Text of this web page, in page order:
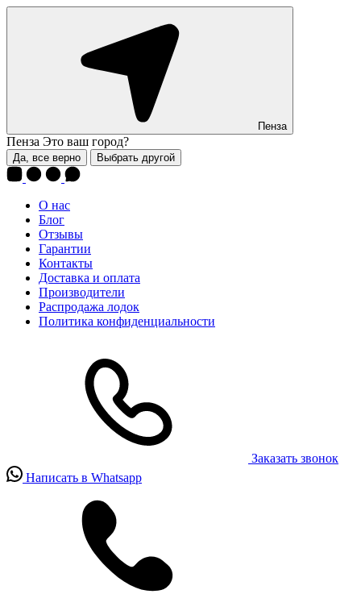
Пенза
Пенза Это ваш город?
Да, все верно Выбрать другой
О нас
Блог
Отзывы
Гарантии
Контакты
Доставка и оплата
Производители
Распродажа лодок
Политика конфиденциальности
Заказать звонок
Написать в Whatsapp